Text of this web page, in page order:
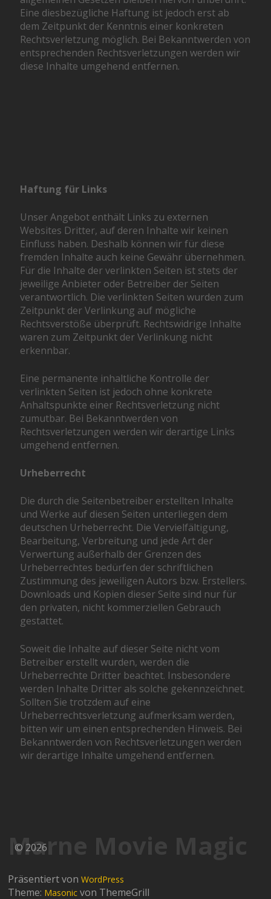
Eine diesbezügliche Haftung ist jedoch erst ab
dem Zeitpunkt der Kenntnis einer konkreten
Rechtsverletzung möglich. Bei Bekanntwerden von
entsprechenden Rechtsverletzungen werden wir
diese Inhalte umgehend entfernen.
Haftung für Links
Unser Angebot enthält Links zu externen
Websites Dritter, auf deren Inhalte wir keinen
Einfluss haben. Deshalb können wir für diese
fremden Inhalte auch keine Gewähr übernehmen.
Für die Inhalte der verlinkten Seiten ist stets der
jeweilige Anbieter oder Betreiber der Seiten
verantwortlich. Die verlinkten Seiten wurden zum
Zeitpunkt der Verlinkung auf mögliche
Rechtsverstöße überprüft. Rechtswidrige Inhalte
waren zum Zeitpunkt der Verlinkung nicht
erkennbar.
Eine permanente inhaltliche Kontrolle der
verlinkten Seiten ist jedoch ohne konkrete
Anhaltspunkte einer Rechtsverletzung nicht
zumutbar. Bei Bekanntwerden von
Rechtsverletzungen werden wir derartige Links
umgehend entfernen.
Urheberrecht
Die durch die Seitenbetreiber erstellten Inhalte
und Werke auf diesen Seiten unterliegen dem
deutschen Urheberrecht. Die Vervielfältigung,
Bearbeitung, Verbreitung und jede Art der
Verwertung außerhalb der Grenzen des
Urheberrechtes bedürfen der schriftlichen
Zustimmung des jeweiligen Autors bzw. Erstellers.
Downloads und Kopien dieser Seite sind nur für
den privaten, nicht kommerziellen Gebrauch
gestattet.
Soweit die Inhalte auf dieser Seite nicht vom
Betreiber erstellt wurden, werden die
Urheberrechte Dritter beachtet. Insbesondere
werden Inhalte Dritter als solche gekennzeichnet.
Sollten Sie trotzdem auf eine
Urheberrechtsverletzung aufmerksam werden,
bitten wir um einen entsprechenden Hinweis. Bei
Bekanntwerden von Rechtsverletzungen werden
wir derartige Inhalte umgehend entfernen.
Marne Movie Magic
© 2026
Präsentiert vonWordPress
Theme: Masonic von ThemeGrill